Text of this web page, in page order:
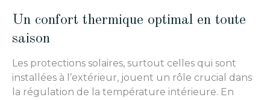
Un confort thermique optimal en toute
saison
Les protections solaires, surtout celles qui sont
installées à l’extérieur, jouent un rôle crucial dans
la régulation de la température intérieure. En